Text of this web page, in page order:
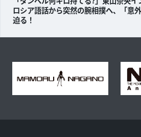
ロシア語話から突然の腕相撲へ、「意
迫る！